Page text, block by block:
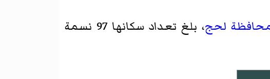
لحج
، بلغ تعداد سكانها 97 نسمة